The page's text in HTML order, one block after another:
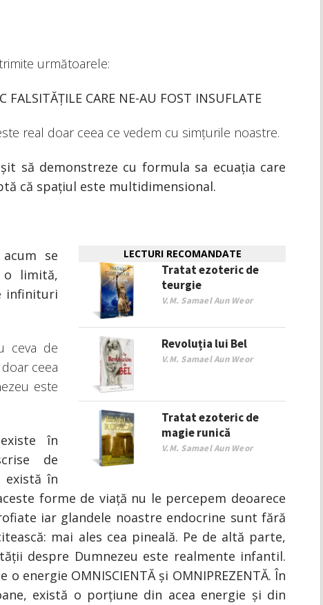
următoarele:
FALSITĂȚILE CARE NE-AU FOST INSUFLATE
real doar ceea ce vedem cu simțurile noastre.
să demonstreze cu formula sa ecuația care
că spațiul este multidimensional.
LECTURI RECOMANDATE
Tratat ezoteric de
teurgie
V.M. Samael Aun Weor
Revoluția lui Bel
V.M. Samael Aun Weor
Tratat ezoteric de
magie runică
V.M. Samael Aun Weor
se
limită,
infinituri
ceva de
ceea
este
în
de
există în
forme de viață nu le percepem deoarece
iar glandele noastre endocrine sunt fără
mai ales cea pineală. Pe de altă parte,
despre Dumnezeu este realmente infantil.
energie OMNISCIENTĂ și OMNIPREZENTĂ. În
există o porțiune din acea energie și din